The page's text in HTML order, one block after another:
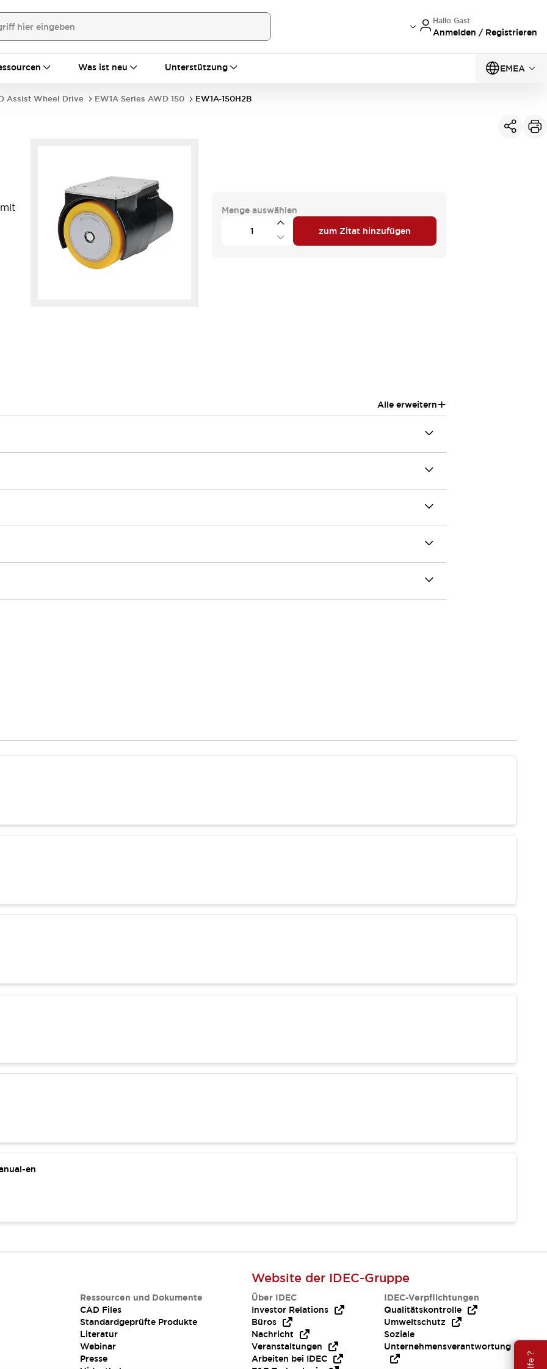
Hallo Gast
Anmelden / Registrieren
Was ist neu Unterstützung EMEA
Assist Wheel Drive EW1A Series AWD 150 EW1A-150H2B
Menge auswählen
zum Zitat hinzufügen
Alle erweitern+
en
Ressourcen und Dokumente
CAD Files
Standardgeprüfte Produkte
Literatur
Webinar
Presse
Website der IDEC-Gruppe
Über IDEC
Investor Relations
Büros
Nachricht
Veranstaltungen
Arbeiten bei IDEC
IDEC-Verpflichtungen
Qualitätskontrolle
Umweltschutz
Soziale
Unternehmensverantwortung